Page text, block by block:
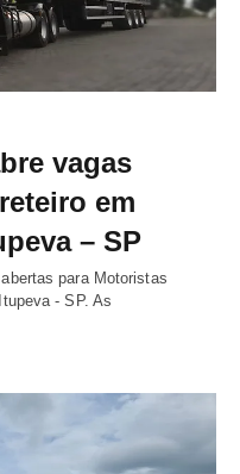
vagas
em
– SP
para Motoristas
- SP. As